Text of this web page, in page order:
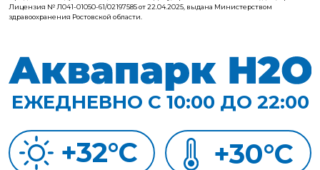
H2O ПАРК - ЭТО
состоящий из 14 бассейнов, 8
скоростных водных горок и
аттракционов, 8 бань и саун,
ресторанов, кафе и торговой галереи с
уютными магазинами.
Комплекс включает в себя не только